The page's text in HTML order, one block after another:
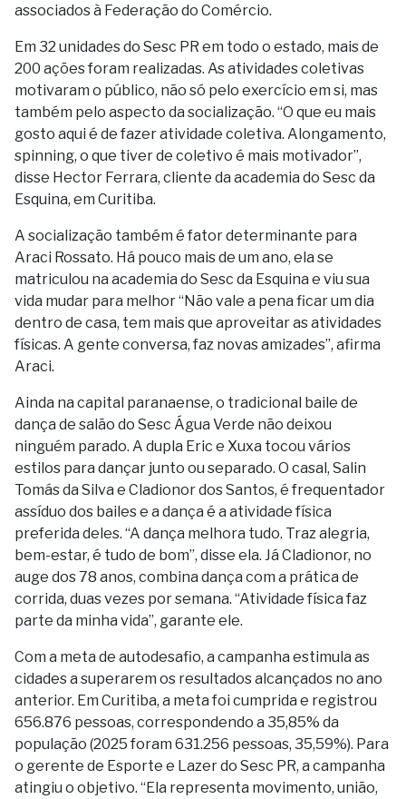
associados à Federação do Comércio.
Em 32 unidades do Sesc PR em todo o estado, mais de
200 ações foram realizadas. As atividades coletivas
motivaram o público, não só pelo exercício em si, mas
também pelo aspecto da socialização. “O que eu mais
gosto aqui é de fazer atividade coletiva. Alongamento,
spinning, o que tiver de coletivo é mais motivador”,
disse Hector Ferrara, cliente da academia do Sesc da
Esquina, em Curitiba.
A socialização também é fator determinante para
Araci Rossato. Há pouco mais de um ano, ela se
matriculou na academia do Sesc da Esquina e viu sua
vida mudar para melhor “Não vale a pena ficar um dia
dentro de casa, tem mais que aproveitar as atividades
físicas. A gente conversa, faz novas amizades”, afirma
Araci.
Ainda na capital paranaense, o tradicional baile de
dança de salão do Sesc Água Verde não deixou
ninguém parado. A dupla Eric e Xuxa tocou vários
estilos para dançar junto ou separado. O casal, Salin
Tomás da Silva e Cladionor dos Santos, é frequentador
assíduo dos bailes e a dança é a atividade física
preferida deles. “A dança melhora tudo. Traz alegria,
bem-estar, é tudo de bom”, disse ela. Já Cladionor, no
auge dos 78 anos, combina dança com a prática de
corrida, duas vezes por semana. “Atividade física faz
parte da minha vida”, garante ele.
Com a meta de autodesafio, a campanha estimula as
cidades a superarem os resultados alcançados no ano
anterior. Em Curitiba, a meta foi cumprida e registrou
656.876 pessoas, correspondendo a 35,85% da
população (2025 foram 631.256 pessoas, 35,59%). Para
o gerente de Esporte e Lazer do Sesc PR, a campanha
atingiu o objetivo. “Ela representa movimento, união,